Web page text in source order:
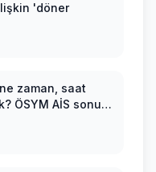
'döner
zaman, saat
ÖSYM AİS sonuç